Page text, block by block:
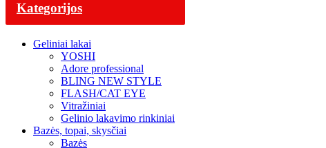
Kategorijos
Geliniai lakai
YOSHI
Adore professional
BLING NEW STYLE
FLASH/CAT EYE
Vitražiniai
Gelinio lakavimo rinkiniai
Bazės, topai, skysčiai
Bazės